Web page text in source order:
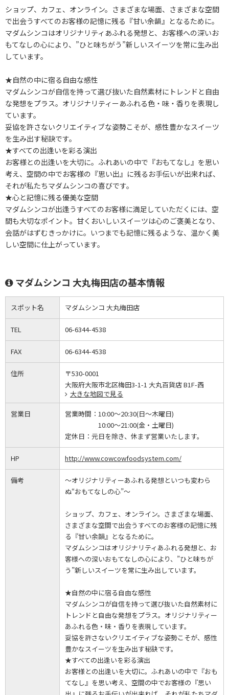
ショップ、カフェ、オンライン。さまざまな場面、さまざまな空間
で出会うすべてのお客様の記憶に残る『甘い余韻』となるために。
マダムシンコはオリジナリティあふれる発想と、お客様への深いお
もてなしの心により、”ひと味ちがう”新しいスイーツを常に生み出
しています。
★自然の中に宿る自由な感性
マダムシンコが自信を持って選び抜いた自然素材にトレンドと自由
な発想をプラス。オリジナリティーあふれる色・味・香りを表現し
ています。
妥協を許さないクリエイティブな姿勢こそが、感性豊かなスイーツ
を生み出す秘訣です。
★すべての出逢いを彩る演出
お客様との出逢いを大切に。ふれあいの中で『おもてなし』を思い
考え、空間の中でお客様の『思い出』に残るお手伝いが出来れば、
それが私たちマダムシンコの喜びです。
★心と記憶に残る優美な空間
マダムシンコが出逢うすべてのお客様に満足していただくには、空
間も大切なポイント。甘くおいしいスイーツは心のご褒美となり、
会話がはずむきっかけに。いつまでも記憶に残るような、温かく美
しい空間に仕上がっています。
マダムシンコ 大丸梅田店の基本情報
スポット名 マダムシンコ 大丸梅田店
TEL 06-6344-4538
FAX 06-6344-4538
住所
〒530-0001
大阪府大阪市北区梅田3-1-1 大丸百貨店 B1F-西
大きな地図で見る
営業日 営業時間： 10:00～20:30(日～木曜日)
10:00～21:00(金・土曜日)
定休日： 元日を除き、休まず営業いたします。
HP http://www.cowcowfoodsystem.com/
備考
～オリジナリティーあふれる発想といつも変わら
ぬ“おもてなしの心”～
ショップ、カフェ、オンライン。さまざまな場面、
さまざまな空間で出会うすべてのお客様の記憶に残
る『甘い余韻』となるために。
マダムシンコはオリジナリティあふれる発想と、お
客様への深いおもてなしの心により、”ひと味ちが
う”新しいスイーツを常に生み出しています。
★自然の中に宿る自由な感性
マダムシンコが自信を持って選び抜いた自然素材に
トレンドと自由な発想をプラス。オリジナリティー
あふれる色・味・香りを表現しています。
妥協を許さないクリエイティブな姿勢こそが、感性
豊かなスイーツを生み出す秘訣です。
★すべての出逢いを彩る演出
お客様との出逢いを大切に。ふれあいの中で『おも
てなし』を思い考え、空間の中でお客様の『思い